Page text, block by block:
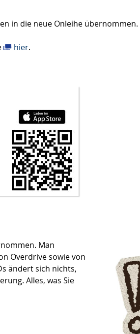
in die neue Onleihe übernommen.
hier.
Man
Overdrive sowie von
ändert sich nichts,
Alles, was Sie